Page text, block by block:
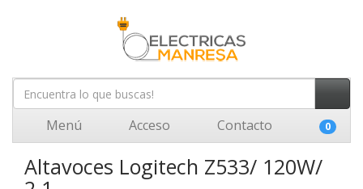
Menú Acceso Contacto 0
Altavoces Logitech Z533/ 120W/